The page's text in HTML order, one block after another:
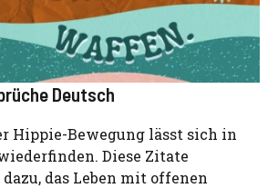
Deutsch
Hippie-Bewegung lässt sich in
Diese Zitate
das Leben mit offenen